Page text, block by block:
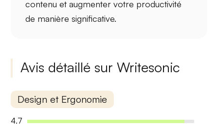
contenu etaugmenter votre productivité
de manière significative.
Avis détaillé sur Writesonic
Design et Ergonomie
4.7